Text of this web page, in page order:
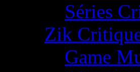
Séries
Zik
Game